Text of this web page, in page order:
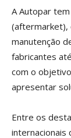
A Autopar
(aftermarket),
manutenção
fabricantes
com o
apresentar
Entre os